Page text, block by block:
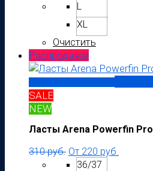
L
XL
Очистить
Распродажа!
SALE
NEW
Ласты Arena Powerfin Pro
310руб. От 220 руб.
36/37